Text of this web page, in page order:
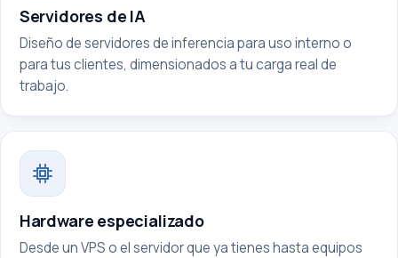
Servidores de IA
Diseño de servidores de inferencia para uso interno o
para tus clientes, dimensionados a tu carga real de
trabajo.
Hardware especializado
Desde un VPS o el servidor que ya tienes hasta equipos